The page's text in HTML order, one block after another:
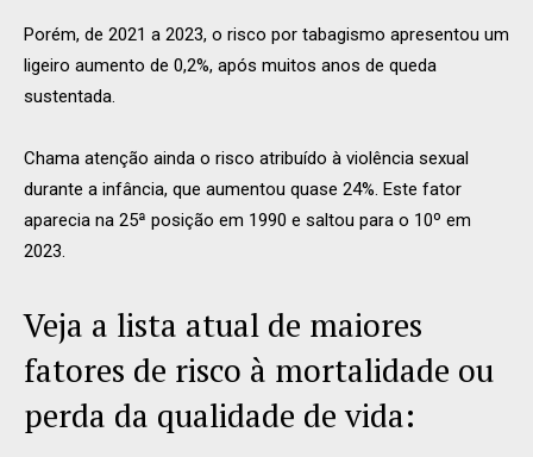
Porém, de 2021 a 2023, o risco por tabagismo apresentou um
ligeiro aumento de 0,2%, após muitos anos de queda
sustentada.
Chama atenção ainda o risco atribuído à violência sexual
durante a infância, que aumentou quase 24%. Este fator
aparecia na 25ª posição em 1990 e saltou para o 10º em
2023.
Veja a lista atual de maiores
fatores de risco à mortalidade ou
perda da qualidade de vida: